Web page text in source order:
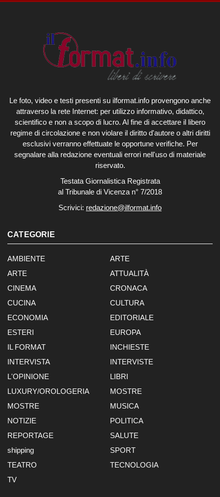
Le foto, video e testi presenti su ilformat.info provengono anche
attraverso la rete Internet: per utilizzo informativo, didattico,
scientifico e non a scopo di lucro. Al fine di accettare il libero
regime di circolazione e non violare il diritto d'autore o altri diritti
esclusivi verranno effettuate le opportune verifiche. Per
segnalare alla redazione eventuali errori nell'uso di materiale
riservato.
Testata Giornalistica Registrata
al Tribunale di Vicenza n° 7/2018
Scrivici: redazione@ilformat.info
CATEGORIE
AMBIENTE
ARTE
ARTE
ATTUALITÀ
CINEMA
CRONACA
CUCINA
CULTURA
ECONOMIA
EDITORIALE
ESTERI
EUROPA
IL FORMAT
INCHIESTE
INTERVISTA
INTERVISTE
L'OPINIONE
LIBRI
LUXURY/OROLOGERIA
MOSTRE
MOSTRE
MUSICA
NOTIZIE
POLITICA
REPORTAGE
SALUTE
shipping
SPORT
TEATRO
TECNOLOGIA
TV